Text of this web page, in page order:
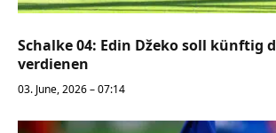
Schalke 04: Edin Džeko soll künftig
verdienen
03. June, 2026 – 07:14